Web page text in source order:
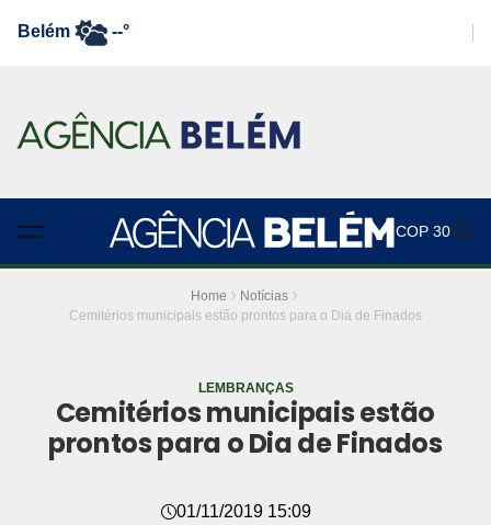
Belém --°
COP 30
Home
Notícias
Cemitérios municipais estão prontos para o Dia de Finados
LEMBRANÇAS
Cemitérios municipais estão
prontos para o Dia de Finados
01/11/2019 15:09